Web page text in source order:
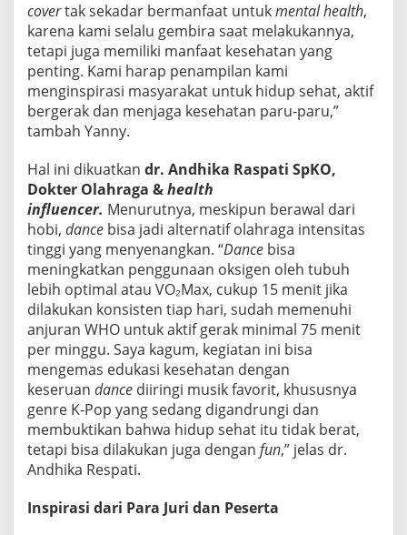
covertak sekadar bermanfaat untukmental health,
karena kami selalu gembira saat melakukannya,
tetapi juga memiliki manfaat kesehatan yang
penting. Kami harap penampilan kami
menginspirasi masyarakat untuk hidup sehat, aktif
bergerak dan menjaga kesehatan paru-paru,”
tambah Yanny.
Hal ini dikuatkan dr. Andhika Raspati SpKO,
Dokter Olahraga &health
influencer. Menurutnya, meskipun berawal dari
hobi, dance bisa jadi alternatif olahraga intensitas
tinggi yang menyenangkan. “Dance bisa
meningkatkan penggunaan oksigen oleh tubuh
lebih optimal atau VO₂Max, cukup 15 menit jika
dilakukan konsisten tiap hari, sudah memenuhi
anjuran WHO untuk aktif gerak minimal 75 menit
per minggu. Saya kagum, kegiatan ini bisa
mengemas edukasi kesehatan dengan
keseruan dance diiringi musik favorit, khususnya
genre K-Pop yang sedang digandrungi dan
membuktikan bahwa hidup sehat itu tidak berat,
tetapi bisa dilakukan juga dengan fun,” jelas dr.
Andhika Respati.
Inspirasi dari Para Juri dan Peserta